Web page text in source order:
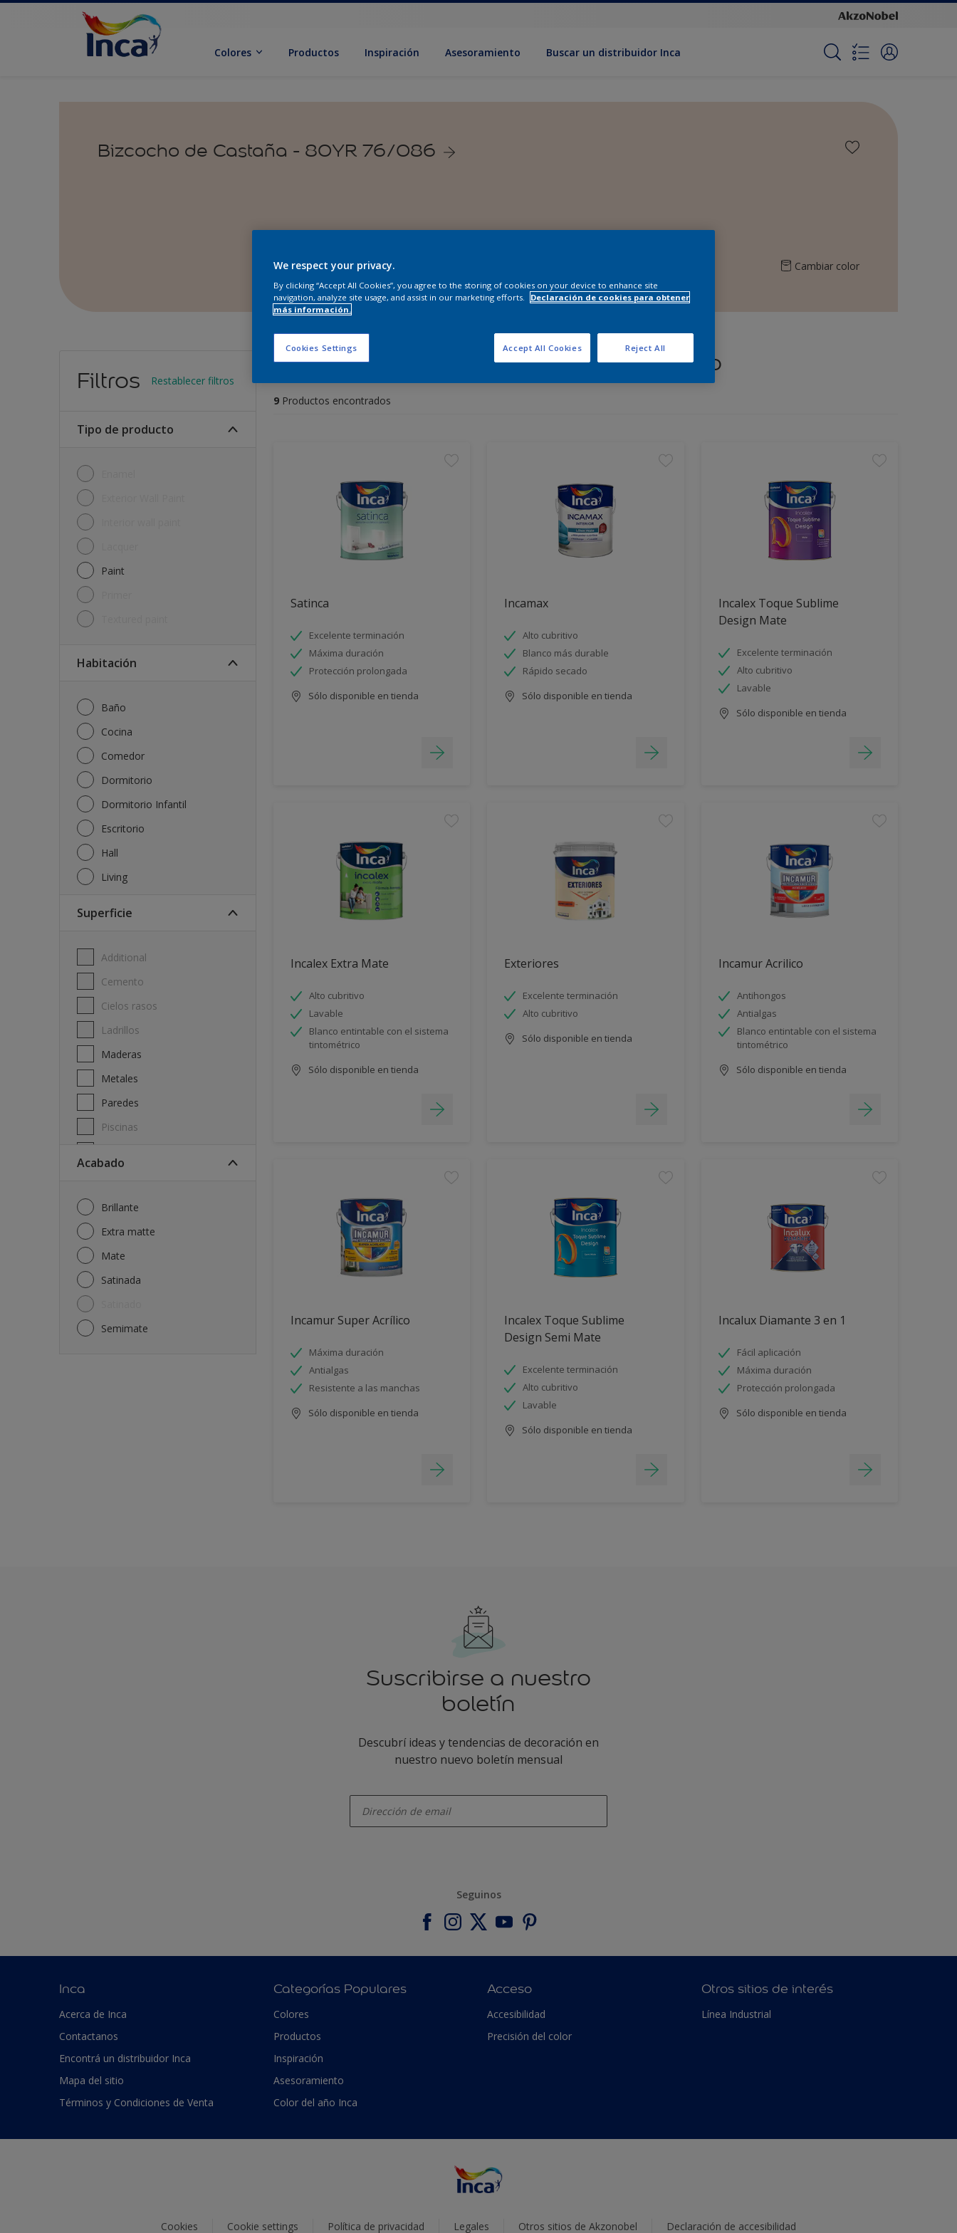
Colores Productos Inspiración Asesoramiento Buscar un distribuidor Inca
Bizcocho de Castaña - 80YR 76/086
Cambiar color
Filtros Restablecer filtros
Tipo de producto
Paint
Habitación
Baño
Cocina
Comedor
Dormitorio
Dormitorio Infantil
Escritorio
Hall
Living
Superficie
Additional
Cemento
Cielos rasos
Ladrillos
Maderas
Metales
Paredes
Piscinas
Acabado
Brillante
Extra matte
Mate
Satinada
Semimate
Encuentra los productos para tu proyecto
9 Productos encontrados
Satinca
Excelente terminación
Máxima duración
Protección prolongada
Sólo disponible en tienda
Incamax
Alto cubritivo
Blanco más durable
Rápido secado
Sólo disponible en tienda
Incalex Toque Sublime
Design Mate
Excelente terminación
Alto cubritivo
Lavable
Sólo disponible en tienda
Incalex Extra Mate
Alto cubritivo
Lavable
Blanco entintable con el sistema
tintométrico
Sólo disponible en tienda
Exteriores
Excelente terminación
Alto cubritivo
Sólo disponible en tienda
Incamur Acrilico
Antihongos
Antialgas
Blanco entintable con el sistema
tintométrico
Sólo disponible en tienda
Incamur Super Acrílico
Máxima duración
Antialgas
Resistente a las manchas
Sólo disponible en tienda
Incalex Toque Sublime
Design Semi Mate
Excelente terminación
Alto cubritivo
Lavable
Sólo disponible en tienda
Incalux Diamante 3 en 1
Fácil aplicación
Máxima duración
Protección prolongada
Sólo disponible en tienda
Suscribirse a nuestro
boletín
Descubrí ideas y tendencias de decoración en
nuestro nuevo boletín mensual
Seguinos
Inca
Acerca de Inca
Contactanos
Encontrá un distribuidor Inca
Mapa del sitio
Términos y Condiciones de Venta
Categorías Populares
Colores
Productos
Inspiración
Asesoramiento
Color del año Inca
Acceso
Accesibilidad
Precisión del color
Otros sitios de interés
Línea Industrial
Cookies Cookie settings Política de privacidad Legales Otros sitios de Akzonobel Declaración de accesibilidad
We respect your privacy.
By clicking “Accept All Cookies”, you agree to the storing of cookies on your device to enhance site
navigation, analyze site usage, and assist in our marketing efforts.
Declaración de cookies para obtener
más información.
Cookies Settings Reject All
Accept All Cookies